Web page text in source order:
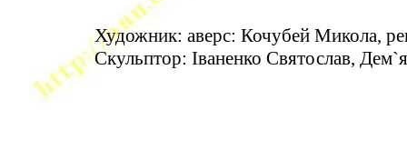
Художник: аверс: Кочубей Микола,
Скульптор: Іваненко Святослав,